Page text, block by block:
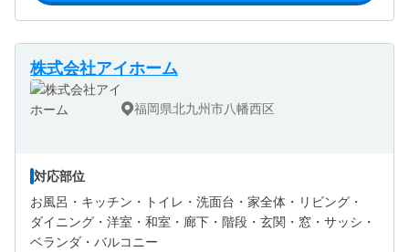
株式会社アイホーム
福岡県北九州市八幡西区
対応部位
お風呂・ キッチン・ トイレ・ 洗面台・ 家全体・ リビング・
ダイニング・ 洋室・ 和室・ 廊下・ 階段・ 玄関・ 窓・サッシ・
ベランダ・バルコニー